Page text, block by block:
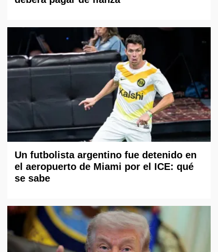
Un futbolista argentino fue detenido en
el aeropuerto de Miami por el ICE: qué
se sabe